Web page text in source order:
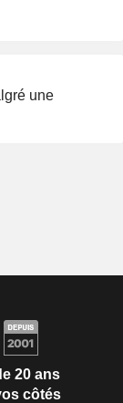
une
20 ans
côtés